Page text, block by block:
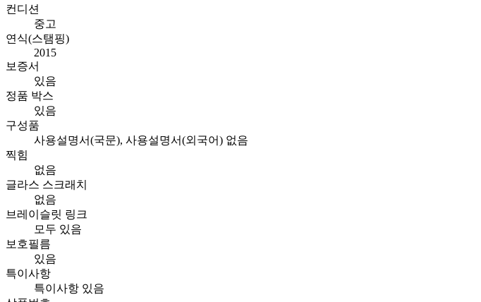
컨디션
중고
연식(스탬핑)
2015
보증서
있음
정품 박스
있음
구성품
사용설명서(국문), 사용설명서(외국어) 없음
찍힘
없음
글라스 스크래치
없음
브레이슬릿 링크
모두 있음
보호필름
있음
특이사항
특이사항 있음